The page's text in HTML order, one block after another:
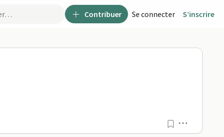
Contribuer Se connecter S’inscrire